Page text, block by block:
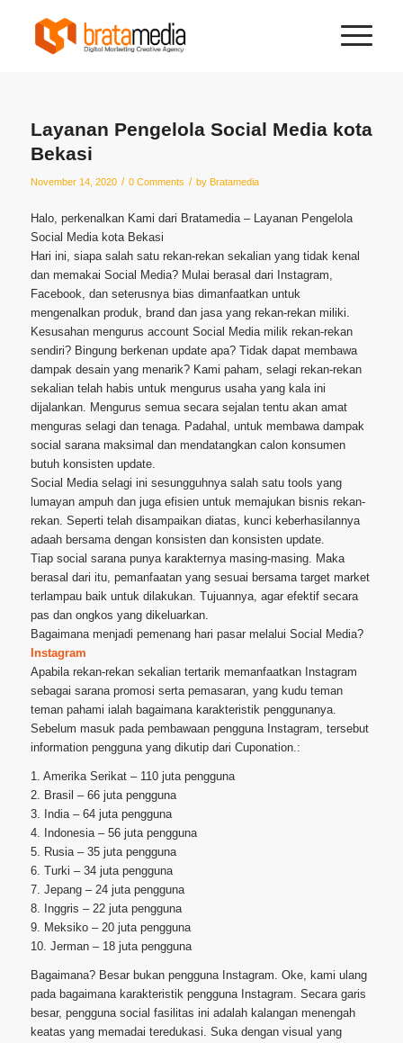
Layanan Pengelola Social Media kota
Bekasi
November 14, 2020 / 0 Comments / by Bratamedia
Halo, perkenalkan Kami dari Bratamedia – Layanan Pengelola
Social Media kota Bekasi
Hari ini, siapa salah satu rekan-rekan sekalian yang tidak kenal
dan memakai Social Media? Mulai berasal dari Instagram,
Facebook, dan seterusnya bias dimanfaatkan untuk
mengenalkan produk, brand dan jasa yang rekan-rekan miliki.
Kesusahan mengurus account Social Media milik rekan-rekan
sendiri? Bingung berkenan update apa? Tidak dapat membawa
dampak desain yang menarik? Kami paham, selagi rekan-rekan
sekalian telah habis untuk mengurus usaha yang kala ini
dijalankan. Mengurus semua secara sejalan tentu akan amat
menguras selagi dan tenaga. Padahal, untuk membawa dampak
social sarana maksimal dan mendatangkan calon konsumen
butuh konsisten update.
Social Media selagi ini sesungguhnya salah satu tools yang
lumayan ampuh dan juga efisien untuk memajukan bisnis rekan-
rekan. Seperti telah disampaikan diatas, kunci keberhasilannya
adaah bersama dengan konsisten dan konsisten update.
Tiap social sarana punya karakternya masing-masing. Maka
berasal dari itu, pemanfaatan yang sesuai bersama target market
terlampau baik untuk dilakukan. Tujuannya, agar efektif secara
pas dan ongkos yang dikeluarkan.
Bagaimana menjadi pemenang hari pasar melalui Social Media?
Instagram
Apabila rekan-rekan sekalian tertarik memanfaatkan Instagram
sebagai sarana promosi serta pemasaran, yang kudu teman
teman pahami ialah bagaimana karakteristik penggunanya.
Sebelum masuk pada pembawaan pengguna Instagram, tersebut
information pengguna yang dikutip dari Cuponation.:
1. Amerika Serikat – 110 juta pengguna
2. Brasil – 66 juta pengguna
3. India – 64 juta pengguna
4. Indonesia – 56 juta pengguna
5. Rusia – 35 juta pengguna
6. Turki – 34 juta pengguna
7. Jepang – 24 juta pengguna
8. Inggris – 22 juta pengguna
9. Meksiko – 20 juta pengguna
10. Jerman – 18 juta pengguna
Bagaimana? Besar bukan pengguna Instagram. Oke, kami ulang
pada bagaimana karakteristik pengguna Instagram. Secara garis
besar, pengguna social fasilitas ini adalah kalangan menengah
keatas yang memadai teredukasi. Suka dengan visual yang